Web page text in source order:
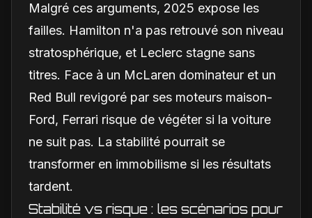
Malgré ces arguments, 2025 expose les
failles. Hamilton n'a pas retrouvé son niveau
stratosphérique, et Leclerc stagne sans
titres. Face à un McLaren dominateur et un
Red Bull revigoré par ses moteurs maison-
Ford, Ferrari risque de végéter si la voiture
ne suit pas. La stabilité pourrait se
transformer en immobilisme si les résultats
tardent.
Stabilité vs risque : les scénarios pour